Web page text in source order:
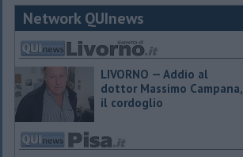
Network QUInews
LIVORNO — Addio al
dottor Massimo Campana,
il cordoglio